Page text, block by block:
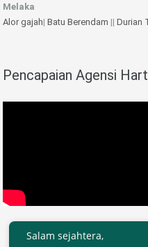
Melaka
Alor gajah| Batu Berendam || Durian
Pencapaian Agensi
Salam sejahtera,